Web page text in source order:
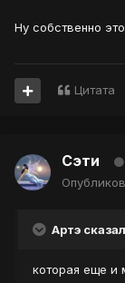
Ну собственно
Цитата
Сэти
Артэ
которая еще и